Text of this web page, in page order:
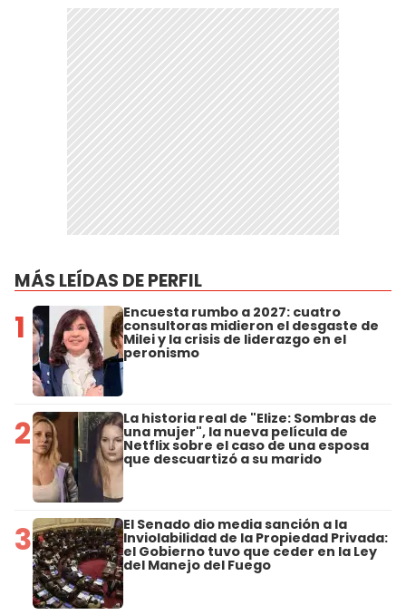
MÁS LEÍDAS DE PERFIL
1 Encuesta rumbo a 2027: cuatro
consultoras midieron el desgaste de
Milei y la crisis de liderazgo en el
peronismo
2 La historia real de "Elize: Sombras de
una mujer", la nueva película de
Netflix sobre el caso de una esposa
que descuartizó a su marido
3 El Senado dio media sanción a la
Inviolabilidad de la Propiedad Privada:
el Gobierno tuvo que ceder en la Ley
del Manejo del Fuego